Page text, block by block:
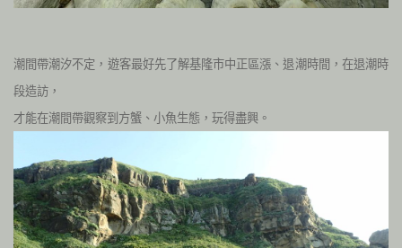
潮間帶潮汐不定，遊客最好先了解基隆市中正區漲、退潮時間，在退潮時
段造訪，
才能在潮間帶觀察到方蟹、小魚生態，玩得盡興。